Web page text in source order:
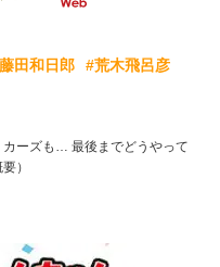
田和日郎
#荒木飛呂彦
カーズも… 最後までどうやって
）